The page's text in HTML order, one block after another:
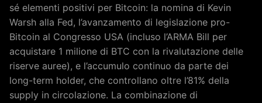
sé elementi positivi per Bitcoin: la nomina di Kevin
Warsh alla Fed, l’avanzamento di legislazione pro-
Bitcoin al Congresso USA (incluso l’ARMA Bill per
acquistare 1 milione di BTC con la rivalutazione delle
riserve auree), e l’accumulo continuo da parte dei
long-term holder, che controllano oltre l’81% della
supply in circolazione. La combinazione di